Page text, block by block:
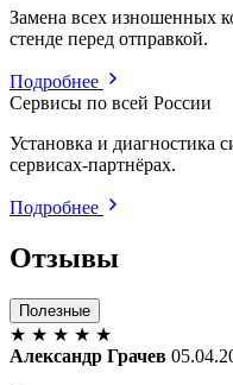
Замена всех изношенных
стенде перед отправкой.
Подробнее
Сервисы по всей России
Установка и диагностика
сервисах-партнёрах.
Подробнее
Отзывы
Полезные
★ ★ ★ ★ ★
Александр Грачев